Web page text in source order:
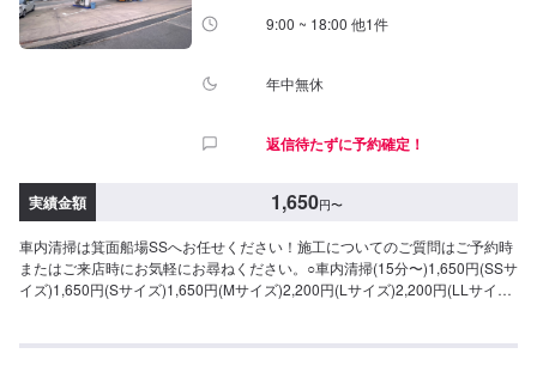
9:00 ~ 18:00 他1件
年中無休
返信待たずに予約確定！
実績金額 1,650円〜
車内清掃は箕面船場SSへお任せください！施工についてのご質問はご予約時
またはご来店時にお気軽にお尋ねください。○車内清掃(15分〜)1,650円(SSサ
イズ)1,650円(Sサイズ)1,650円(Mサイズ)2,200円(Lサイズ)2,200円(LLサイ
円(LLサイズ)